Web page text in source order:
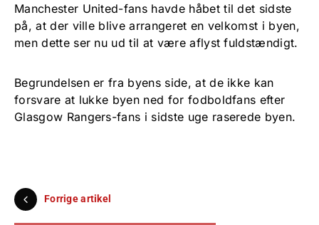
Manchester United-fans havde håbet til det sidste
på, at der ville blive arrangeret en velkomst i byen,
men dette ser nu ud til at være aflyst fuldstændigt.
Begrundelsen er fra byens side, at de ikke kan
forsvare at lukke byen ned for fodboldfans efter
Glasgow Rangers-fans i sidste uge raserede byen.
Forrige artikel